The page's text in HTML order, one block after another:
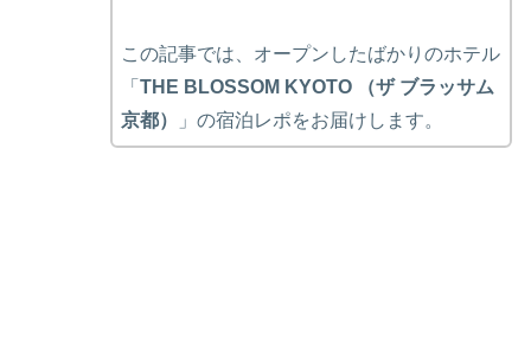
この記事では、オープンしたばかりのホテル
「 THE BLOSSOM KYOTO （ザ ブラッサム
京都）
」の宿泊レポをお届けします。